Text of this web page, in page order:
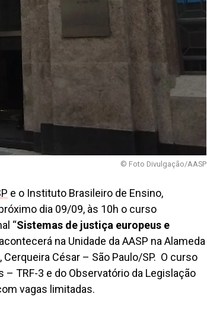
© Foto Divulgação/AASP
e o Instituto Brasileiro de Ensino,
dia 09/09, às 10h o curso
“Sistemas de justiça europeus e
na Unidade da AASP na Alameda
César – São Paulo/SP. O curso
TRF-3 e do Observatório da Legislação
vagas limitadas.